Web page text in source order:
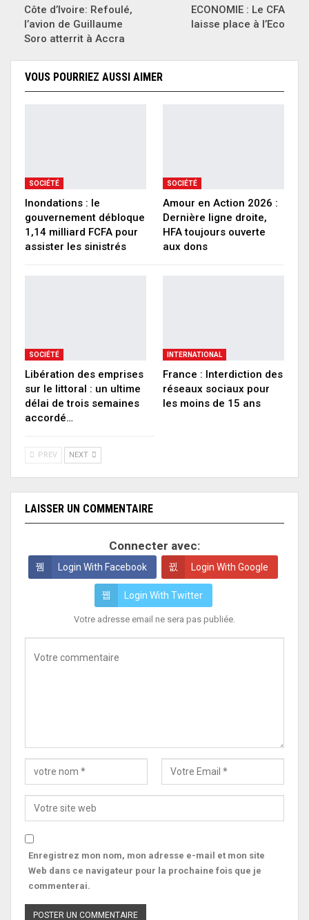
Côte d’Ivoire: Refoulé,
l’avion de Guillaume
Soro atterrit à Accra
ECONOMIE : Le CFA
laisse place à l’Eco
VOUS POURRIEZ AUSSI AIMER
SOCIÉTÉ
Inondations : le
gouvernement débloque
1,14 milliard FCFA pour
assister les sinistrés
SOCIÉTÉ
Amour en Action 2026 :
Dernière ligne droite,
HFA toujours ouverte
aux dons
SOCIÉTÉ
Libération des emprises
sur le littoral : un ultime
délai de trois semaines
accordé…
INTERNATIONAL
France : Interdiction des
réseaux sociaux pour
les moins de 15 ans
PREV NEXT
LAISSER UN COMMENTAIRE
Connecter avec:
Login With Facebook Login With Google
Login With Twitter
Votre adresse email ne sera pas publiée.
Enregistrez mon nom, mon adresse e-mail et mon site
Web dans ce navigateur pour la prochaine fois que je
commenterai.